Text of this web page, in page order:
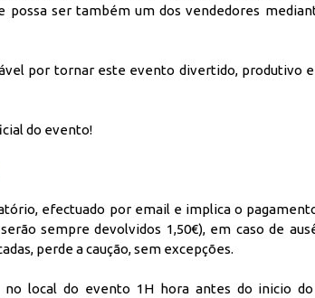
possa ser também um dos vendedores
por tornar este evento divertido, produtivo
do evento!
efectuado por email e implica o
sempre devolvidos 1,50€), em caso de
perde a caução, sem excepções.
local do evento 1H hora antes do inicio